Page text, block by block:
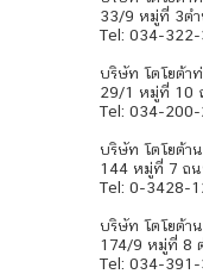
33/9 หมู่ที่ 3ตำ
Tel: 034-
บริษัท โตโยต้า
29/1 หมู่ที่ 10 ถ
Tel: 034-
บริษัท โตโยต้า
144 หมู่ที่ 7 ถน
Tel: 0-3428-
บริษัท โตโยต้า
174/9 หมู่ที่ 8
Tel: 034-